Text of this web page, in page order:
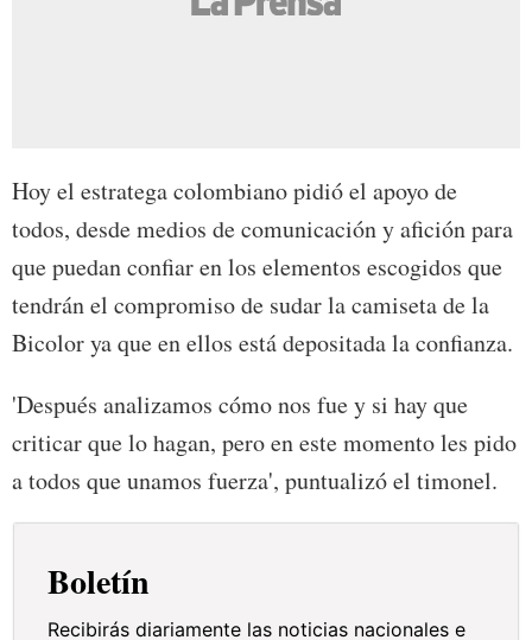
Hoy el estratega colombiano pidió el apoyo de
todos, desde medios de comunicación y afición para
que puedan confiar en los elementos escogidos que
tendrán el compromiso de sudar la camiseta de la
Bicolor ya que en ellos está depositada la confianza.
'Después analizamos cómo nos fue y si hay que
criticar que lo hagan, pero en este momento les pido
a todos que unamos fuerza', puntualizó el timonel.
Boletín
Recibirás diariamente las noticias nacionales e